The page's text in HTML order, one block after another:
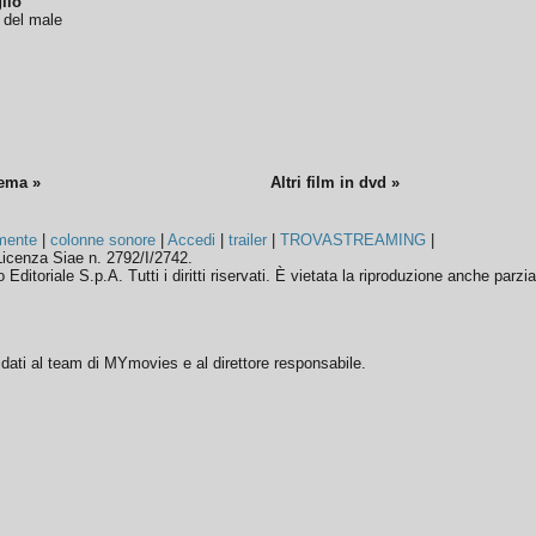
male
» Altri film in dvd »
|colonne sonore |Accedi |trailer |TROVASTREAMING
Siae n. 2792/I/2742.
S.p.A. Tutti i diritti riservati. È vietata la riproduzione anche
al team di MYmovies e al direttore responsabile.